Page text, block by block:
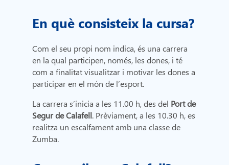
En què consisteix la cursa?
Com el seu propi nom indica, és una carrera
en la qual participen, només, les dones, i té
com a finalitat visualitzar i motivar les dones a
participar en el món de l’esport.
La carrera s’inicia a les 11.00 h, des del Port de
Segur de Calafell. Prèviament, a les 10.30 h, es
realitza un escalfament amb una classe de
Zumba.